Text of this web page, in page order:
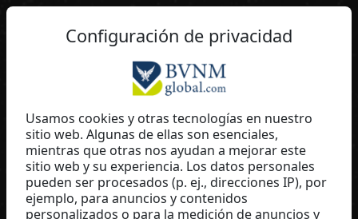
ES
Sigrun Deutsch
Fúmée Perfume & Cosmetics
Germany
Configuración de privacidad
Usamos cookies y otras tecnologías en nuestro
sitio web. Algunas de ellas son esenciales,
mientras que otras nos ayudan a mejorar este
sitio web y su experiencia. Los datos personales
pueden ser procesados (p. ej., direcciones IP), por
ejemplo, para anuncios y contenidos
personalizados o para la medición de anuncios y